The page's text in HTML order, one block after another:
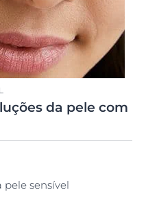
da pele com
pele sensível